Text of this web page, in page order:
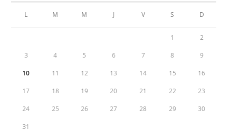
L M M J V S D
1 2
3 4 5 6 7 8 9
10 11 12 13 14 15 16
17 18 19 20 21 22 23
24 25 26 27 28 29 30
31